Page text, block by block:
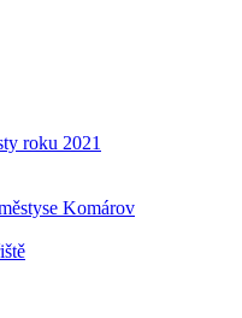
roku 2021
Komárov